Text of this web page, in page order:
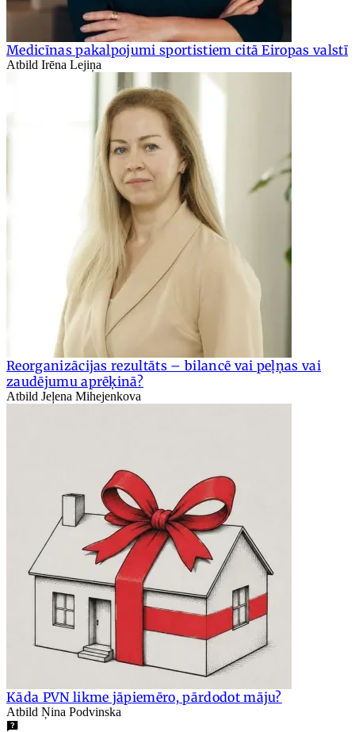
Medicīnas pakalpojumi sportistiem citā Eiropas valstī
Atbild Irēna Lejiņa
Reorganizācijas rezultāts – bilancē vai peļņas vai
zaudējumu aprēķinā?
Atbild Jeļena Mihejenkova
Kāda PVN likme jāpiemēro, pārdodot māju?
Atbild Ņina Podvinska